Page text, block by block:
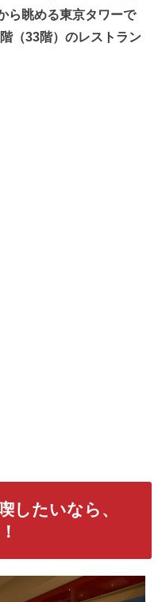
ら眺める東京タワーで
（33階）のレストラン
したいなら、